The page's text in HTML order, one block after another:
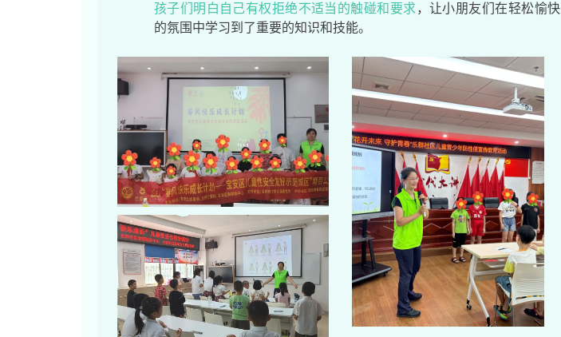
孩子们明白自己有权拒绝不适当的触碰和要求 ，让小朋友们在轻松愉快
的氛围中学习到了重要的知识和技能。